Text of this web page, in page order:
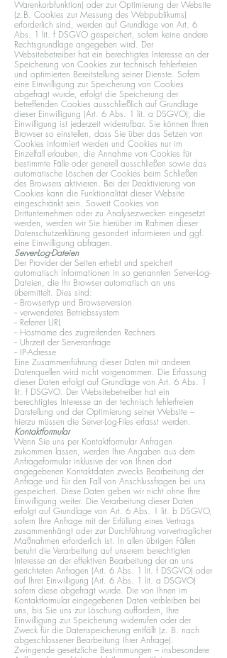
Warenkorbfunktion) oder zur Optimierung der Website
(z.B. Cookies zur Messung des Webpublikums)
erforderlich sind, werden auf Grundlage von Art. 6
Abs. 1 lit. f DSGVO gespeichert, sofern keine andere
Rechtsgrundlage angegeben wird. Der
Websitebetreiber hat ein berechtigtes Interesse an der
Speicherung von Cookies zur technisch fehlerfreien
und optimierten Bereitstellung seiner Dienste. Sofern
eine Einwilligung zur Speicherung von Cookies
abgefragt wurde, erfolgt die Speicherung der
betreffenden Cookies ausschließlich auf Grundlage
dieser Einwilligung (Art. 6 Abs. 1 lit. a DSGVO); die
Einwilligung ist jederzeit widerrufbar. Sie können Ihren
Browser so einstellen, dass Sie über das Setzen von
Cookies informiert werden und Cookies nur im
Einzelfall erlauben, die Annahme von Cookies für
bestimmte Fälle oder generell ausschließen sowie das
automatische Löschen der Cookies beim Schließen
des Browsers aktivieren. Bei der Deaktivierung von
Cookies kann die Funktionalität dieser Website
eingeschränkt sein. Soweit Cookies von
Drittunternehmen oder zu Analysezwecken eingesetzt
werden, werden wir Sie hierüber im Rahmen dieser
Datenschutzerklärung gesondert informieren und ggf.
eine Einwilligung abfragen.
Server-Log-Dateien
Der Provider der Seiten erhebt und speichert
automatisch Informationen in so genannten Server-Log-
Dateien, die Ihr Browser automatisch an uns
übermittelt. Dies sind:
-- Browsertyp und Browserversion
-- verwendetes Betriebssystem
-- Referrer URL
-- Hostname des zugreifenden Rechners
-- Uhrzeit der Serveranfrage
-- IP-Adresse
Eine Zusammenführung dieser Daten mit anderen
Datenquellen wird nicht vorgenommen. Die Erfassung
dieser Daten erfolgt auf Grundlage von Art. 6 Abs. 1
lit. f DSGVO. Der Websitebetreiber hat ein
berechtigtes Interesse an der technisch fehlerfreien
Darstellung und der Optimierung seiner Website –
hierzu müssen die Server-Log-Files erfasst werden.
Kontaktformular
Wenn Sie uns per Kontaktformular Anfragen
zukommen lassen, werden Ihre Angaben aus dem
Anfrageformular inklusive der von Ihnen dort
angegebenen Kontaktdaten zwecks Bearbeitung der
Anfrage und für den Fall von Anschlussfragen bei uns
gespeichert. Diese Daten geben wir nicht ohne Ihre
Einwilligung weiter. Die Verarbeitung dieser Daten
erfolgt auf Grundlage von Art. 6 Abs. 1 lit. b DSGVO,
sofern Ihre Anfrage mit der Erfüllung eines Vertrags
zusammenhängt oder zur Durchführung vorvertraglicher
Maßnahmen erforderlich ist. In allen übrigen Fällen
beruht die Verarbeitung auf unserem berechtigten
Interesse an der effektiven Bearbeitung der an uns
gerichteten Anfragen (Art. 6 Abs. 1 lit. f DSGVO) oder
auf Ihrer Einwilligung (Art. 6 Abs. 1 lit. a DSGVO)
sofern diese abgefragt wurde. Die von Ihnen im
Kontaktformular eingegebenen Daten verbleiben bei
uns, bis Sie uns zur Löschung auffordern, Ihre
Einwilligung zur Speicherung widerrufen oder der
Zweck für die Datenspeicherung entfällt (z. B. nach
abgeschlossener Bearbeitung Ihrer Anfrage).
Zwingende gesetzliche Bestimmungen – insbesondere